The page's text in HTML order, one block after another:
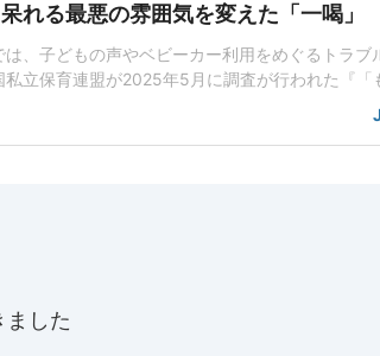
れる最悪の雰囲気を変えた「一喝」
は、子どもの声やベビーカー利用をめぐるトラブ
私立保育連盟が2025年5月に調査が行われた『「
アンケート2025』の結果には、「外食、電車、公
ぎへの冷たい視線や苦情に心が疲弊」「電車の座
ました